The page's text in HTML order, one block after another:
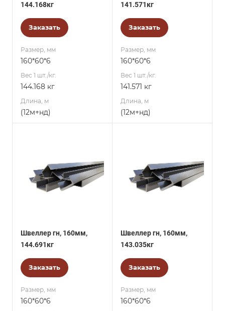
144.168кг
Заказать
Размер, мм
160*60*6
Вес 1 шт./кг.
144.168 кг
Длина, м
(12м+нд)
141.571кг
Заказать
Размер, мм
160*60*6
Вес 1 шт./кг.
141.571 кг
Длина, м
(12м+нд)
Швеллер гн, 160мм,
144.691кг
Заказать
Размер, мм
160*60*6
Швеллер гн, 160мм,
143.035кг
Заказать
Размер, мм
160*60*6